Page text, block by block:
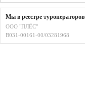
Мы в реестре туроператоров
ООО "ПЛЁС"
В031-00161-00/03281968